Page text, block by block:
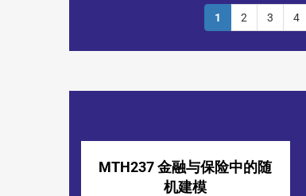
1 2 3 4
MTH237 金融与保险中的随
机建模